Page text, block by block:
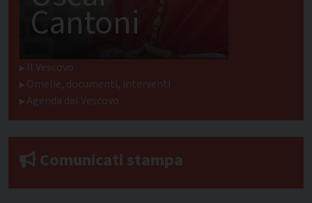
Cantoni
Il Vescovo
Omelie, documenti, interventi
Agenda del Vescovo
Comunicati stampa